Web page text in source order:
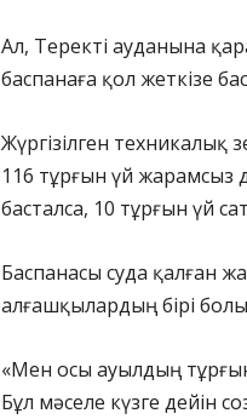
Ал, Теректі ауданына
баспанаға қол жеткізе
Жүргізілген
116 тұрғын үй жарамсыз
басталса, 10 тұрғын үй
Баспанасы суда қалған
алғашқылардың бірі
«Мен осы ауылдың
Бұл мәселе күзге дейін